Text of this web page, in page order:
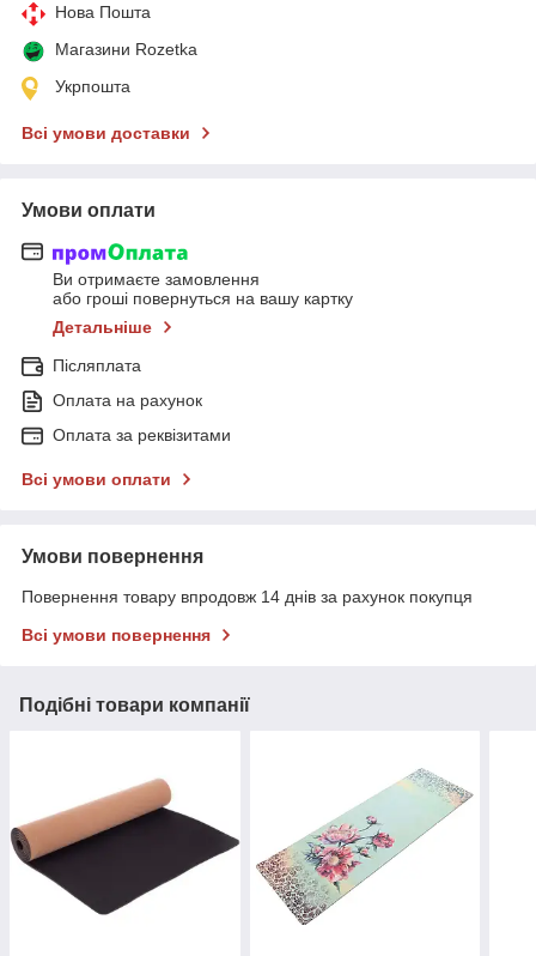
Нова Пошта
Магазини Rozetka
Укрпошта
Всі умови доставки
Умови оплати
Ви отримаєте замовлення
або гроші повернуться на вашу картку
Детальніше
Післяплата
Оплата на рахунок
Оплата за реквізитами
Всі умови оплати
Умови повернення
Повернення товару впродовж 14 днів за рахунок покупця
Всі умови повернення
Подібні товари компанії